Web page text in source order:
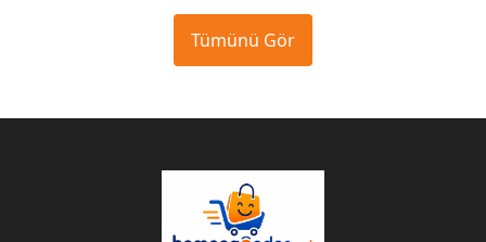
Tümünü Gör